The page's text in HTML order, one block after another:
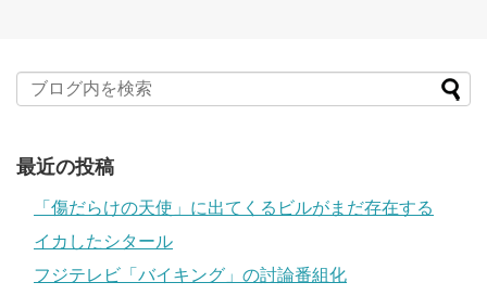
最近の投稿
「傷だらけの天使」に出てくるビルがまだ存在する
イカしたシタール
フジテレビ「バイキング」の討論番組化